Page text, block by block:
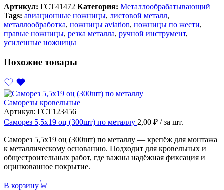
Артикул: ГСТ41472 Категория: Металлообрабатывающий
Tags: авиационные ножницы, листовой металл,
металлообработка, ножницы aviation, ножницы по жести,
правые ножницы, резка металла, ручной инструмент,
усиленные ножницы
Похожие товары
Саморезы кровельные
Артикул: ГСТ123456
Саморез 5,5х19 оц (300шт) по металлу 2,00 ₽ / за шт.
Саморез 5,5х19 оц (300шт) по металлу — крепёж для монтажа
к металлическому основанию. Подходит для кровельных и
общестроительных работ, где важны надёжная фиксация и
оцинкованное покрытие.
В корзину